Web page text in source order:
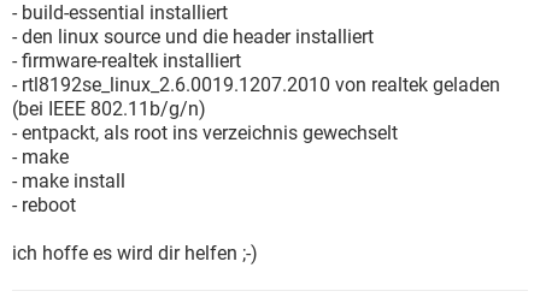
- build-essential installiert
- den linux source und die header installiert
- firmware-realtek installiert
- rtl8192se_linux_2.6.0019.1207.2010 von realtek geladen
(bei IEEE 802.11b/g/n)
- entpackt, als root ins verzeichnis gewechselt
- make
- make install
- reboot
ich hoffe es wird dir helfen ;-)